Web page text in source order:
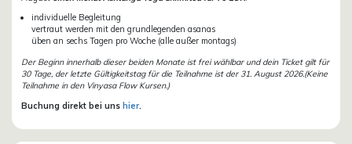
individuelle Begleitung
vertraut werden mit den grundlegenden asanas
üben an sechs Tagen pro Woche (alle außer montags)
Der Beginn innerhalb dieser beiden Monate ist frei wählbar und dein Ticket gilt für
30 Tage, der letzte Gültigkeitstag für die Teilnahme ist der 31. August 2026.(Keine
Teilnahme in den Vinyasa Flow Kursen.)
Buchung direkt bei uns hier.